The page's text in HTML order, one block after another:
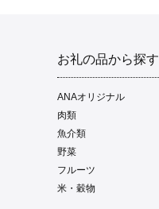
お礼の品から探す
ANAオリジナル
肉類
魚介類
野菜
フルーツ
米・穀物